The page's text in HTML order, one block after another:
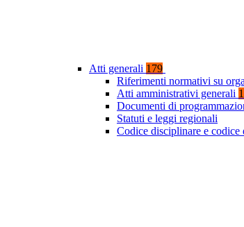
Atti generali 179
Riferimenti normativi su
Atti amministrativi generali
Documenti di
Statuti e leggi regionali
Codice disciplinare e codice